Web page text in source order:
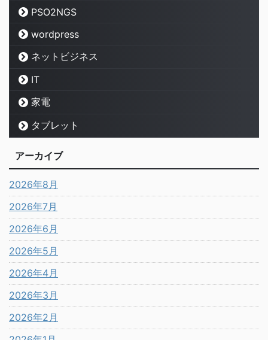
PSO2NGS
wordpress
ネットビジネス
IT
家電
タブレット
アーカイブ
2026年8月
2026年7月
2026年6月
2026年5月
2026年4月
2026年3月
2026年2月